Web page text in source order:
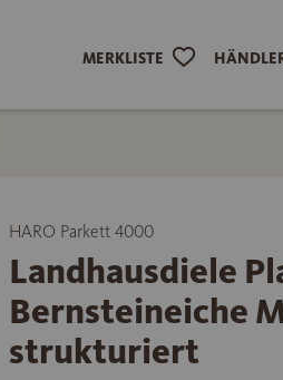
MERKLISTE
HARO Parkett 4000
Landhausdiele
Bernsteineiche
strukturiert